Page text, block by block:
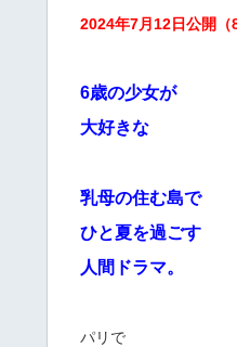
2024年7月12日公開（
6歳の少女が
大好きな
乳母の住む島で
ひと夏を過ごす
人間ドラマ。
パリで